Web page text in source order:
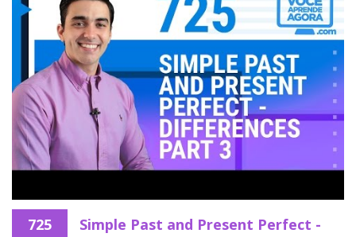
725
Simple Past and Present Perfect -